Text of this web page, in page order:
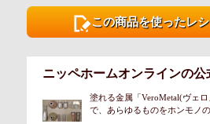
この商品を使ったレ
ニッペホームオンラインの公
塗れる金属「VeroMetal(ヴェロ
で、あらゆるものをホンモノの